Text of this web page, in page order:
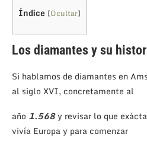
Índice [Ocultar]
Los diamantes y su
Si hablamos de diamantes en
al siglo XVI, concretamente al
año 1.568y revisar lo que
vivía Europa y para comenzar